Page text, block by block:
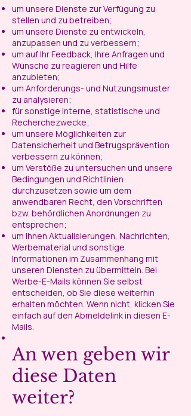
um unsere Dienste zur Verfügung zu
stellen und zu betreiben;
um unsere Dienste zu entwickeln,
anzupassen und zu verbessern;
um auf Ihr Feedback, Ihre Anfragen und
Wünsche zu reagieren und Hilfe
anzubieten;
um Anforderungs- und Nutzungsmuster
zu analysieren;
für sonstige interne, statistische und
Recherchezwecke;
um unsere Möglichkeiten zur
Datensicherheit und Betrugsprävention
verbessern zu können;
um Verstöße zu untersuchen und unsere
Bedingungen und Richtlinien
durchzusetzen sowie um dem
anwendbaren Recht, den Vorschriften
bzw. behördlichen Anordnungen zu
entsprechen;
um Ihnen Aktualisierungen, Nachrichten,
Werbematerial und sonstige
Informationen im Zusammenhang mit
unseren Diensten zu übermitteln. Bei
Werbe-E-Mails können Sie selbst
entscheiden, ob Sie diese weiterhin
erhalten möchten. Wenn nicht, klicken Sie
einfach auf den Abmeldelink in diesen E-
Mails.
An wen geben wir
diese Daten
weiter?